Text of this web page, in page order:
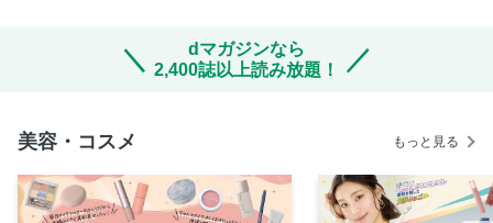
dマガジンなら
2,400誌以上読み放題！
美容・コスメ もっと見る